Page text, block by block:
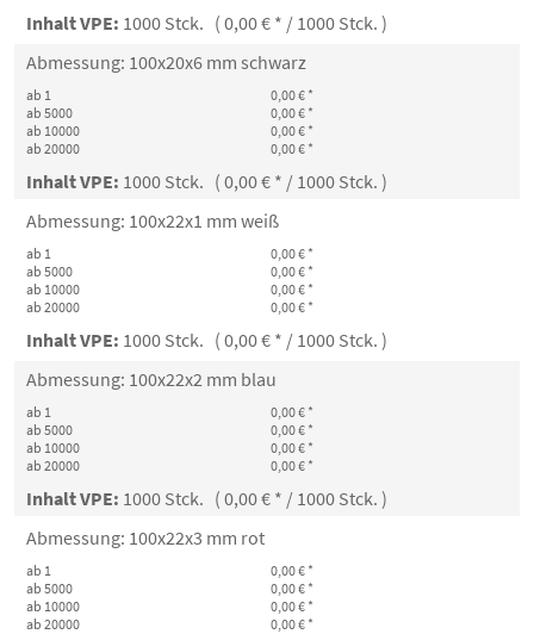
Inhalt VPE: 1000 Stck. ( 0,00 € * / 1000 Stck. )
Abmessung: 100x20x6 mm schwarz
ab 1
0,00 € *
ab 5000
0,00 € *
ab 10000
0,00 € *
ab 20000
0,00 € *
Inhalt VPE: 1000 Stck. ( 0,00 € * / 1000 Stck. )
Abmessung: 100x22x1 mm weiß
ab 1
0,00 € *
ab 5000
0,00 € *
ab 10000
0,00 € *
ab 20000
0,00 € *
Inhalt VPE: 1000 Stck. ( 0,00 € * / 1000 Stck. )
Abmessung: 100x22x2 mm blau
ab 1
0,00 € *
ab 5000
0,00 € *
ab 10000
0,00 € *
ab 20000
0,00 € *
Inhalt VPE: 1000 Stck. ( 0,00 € * / 1000 Stck. )
Abmessung: 100x22x3 mm rot
ab 1
0,00 € *
ab 5000
0,00 € *
ab 10000
0,00 € *
ab 20000
0,00 € *